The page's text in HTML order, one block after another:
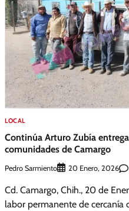
LOCAL
Continúa Arturo Zubía
comunidades de Camargo
Pedro Sarmiento 20 Enero, 2026
Cd. Camargo, Chih., 20 de
labor permanente de cercanía